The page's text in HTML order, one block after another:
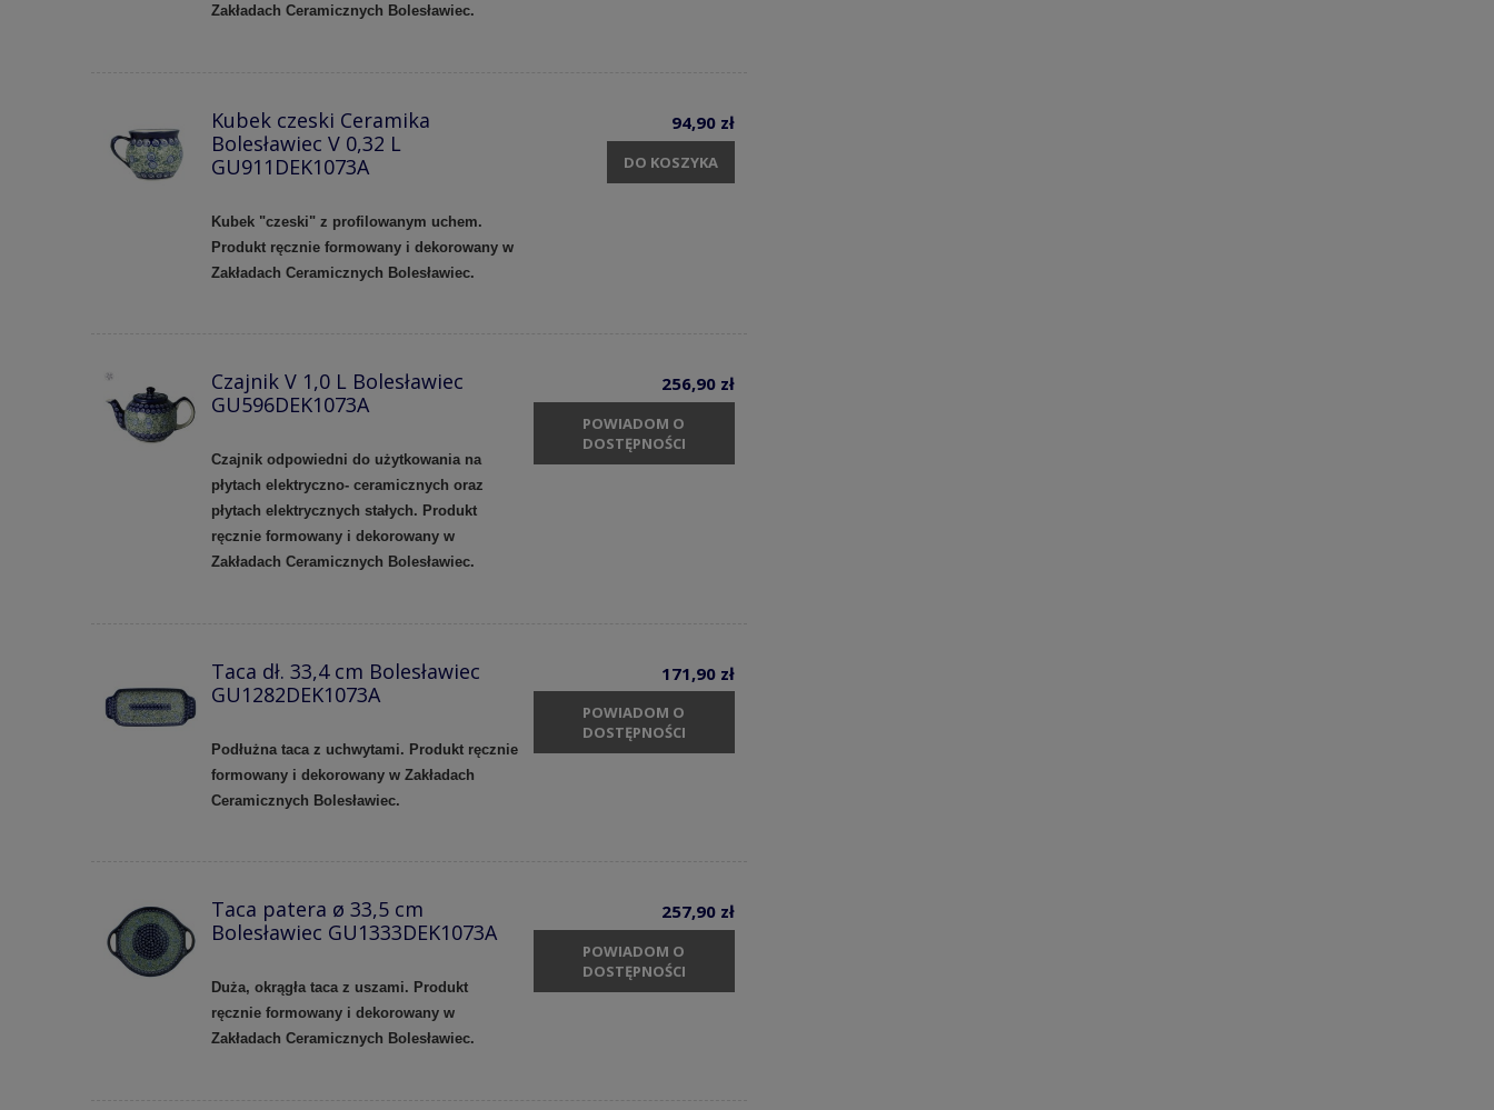
Zakładach Ceramicznych Bolesławiec.
Kubek czeski Ceramika
Bolesławiec V 0,32 L
GU911DEK1073A
Kubek "czeski" z profilowanym uchem.
Produkt ręcznie formowany i dekorowany w
Zakładach Ceramicznych Bolesławiec.
94,90 zł
DO KOSZYKA
Czajnik V 1,0 L Bolesławiec
GU596DEK1073A
Czajnik odpowiedni do użytkowania na
płytach elektryczno- ceramicznych oraz
płytach elektrycznych stałych. Produkt
ręcznie formowany i dekorowany w
Zakładach Ceramicznych Bolesławiec.
256,90 zł
POWIADOM O
DOSTĘPNOŚCI
Taca dł. 33,4 cm Bolesławiec
GU1282DEK1073A
Podłużna taca z uchwytami. Produkt ręcznie
formowany i dekorowany w Zakładach
Ceramicznych Bolesławiec.
171,90 zł
POWIADOM O
DOSTĘPNOŚCI
Taca patera ø 33,5 cm
Bolesławiec GU1333DEK1073A
Duża, okrągła taca z uszami. Produkt
ręcznie formowany i dekorowany w
Zakładach Ceramicznych Bolesławiec.
257,90 zł
POWIADOM O
DOSTĘPNOŚCI